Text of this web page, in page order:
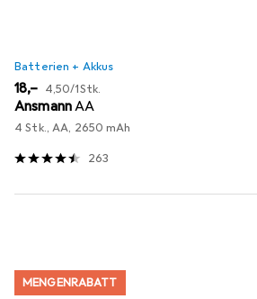
Batterien + Akkus
EUR
18,– EUR
4,50/1Stk.
AnsmannAA
4 Stk., AA, 2650 mAh
263
MENGENRABATT